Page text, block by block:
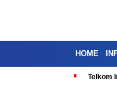
HOME
Telkom